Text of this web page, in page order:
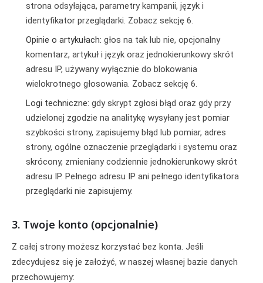
strona odsyłająca, parametry kampanii, język i
identyfikator przeglądarki. Zobacz sekcję 6.
Opinie o artykułach: głos na tak lub nie, opcjonalny
komentarz, artykuł i język oraz jednokierunkowy skrót
adresu IP, używany wyłącznie do blokowania
wielokrotnego głosowania. Zobacz sekcję 6.
Logi techniczne: gdy skrypt zgłosi błąd oraz gdy przy
udzielonej zgodzie na analitykę wysyłany jest pomiar
szybkości strony, zapisujemy błąd lub pomiar, adres
strony, ogólne oznaczenie przeglądarki i systemu oraz
skrócony, zmieniany codziennie jednokierunkowy skrót
adresu IP. Pełnego adresu IP ani pełnego identyfikatora
przeglądarki nie zapisujemy.
3. Twoje konto (opcjonalnie)
Z całej strony możesz korzystać bez konta. Jeśli
zdecydujesz się je założyć, w naszej własnej bazie danych
przechowujemy: